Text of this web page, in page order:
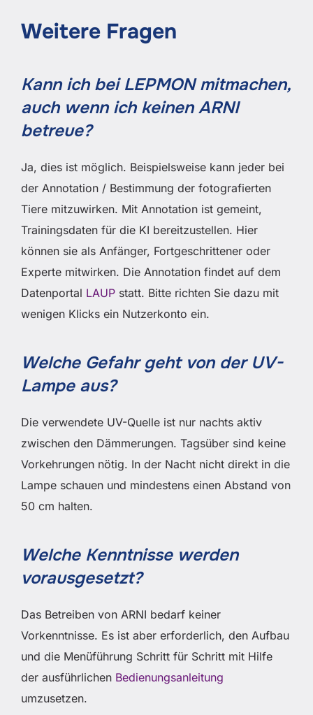
Weitere Fragen
Kann ich bei LEPMON mitmachen,
auch wenn ich keinen ARNI
betreue?
Ja, dies ist möglich. Beispielsweise kann jeder bei
der Annotation / Bestimmung der fotografierten
Tiere mitzuwirken. Mit Annotation ist gemeint,
Trainingsdaten für die KI bereitzustellen. Hier
können sie als Anfänger, Fortgeschrittener oder
Experte mitwirken. Die Annotation findet auf dem
Datenportal LAUP statt. Bitte richten Sie dazu mit
wenigen Klicks ein Nutzerkonto ein.
Welche Gefahr geht von der UV-
Lampe aus?
Die verwendete UV-Quelle ist nur nachts aktiv
zwischen den Dämmerungen. Tagsüber sind keine
Vorkehrungen nötig. In der Nacht nicht direkt in die
Lampe schauen und mindestens einen Abstand von
50 cm halten.
Welche Kenntnisse werden
vorausgesetzt?
Das Betreiben von ARNI bedarf keiner
Vorkenntnisse. Es ist aber erforderlich, den Aufbau
und die Menüführung Schritt für Schritt mit Hilfe
der ausführlichen Bedienungsanleitung
umzusetzen.